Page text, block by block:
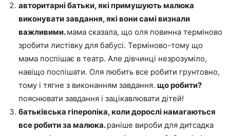
авторитарні батьки, які примушують малюка
виконувати завдання, які вони самі визнали
важливими.мама сказала, що оля повинна терміново
зробити листівку для бабусі. Терміново-тому що
мама поспішає в театр. Але дівчинці незрозуміло,
навіщо поспішати. Оля любить все робити грунтовно,
тому і тягне з виконанням завдання. що робити?
пояснювати завдання і зацікавлювати дітей!
батьківська гіперопіка, коли дорослі намагаються
все робити за малюка.раніше вироби для дитсадка